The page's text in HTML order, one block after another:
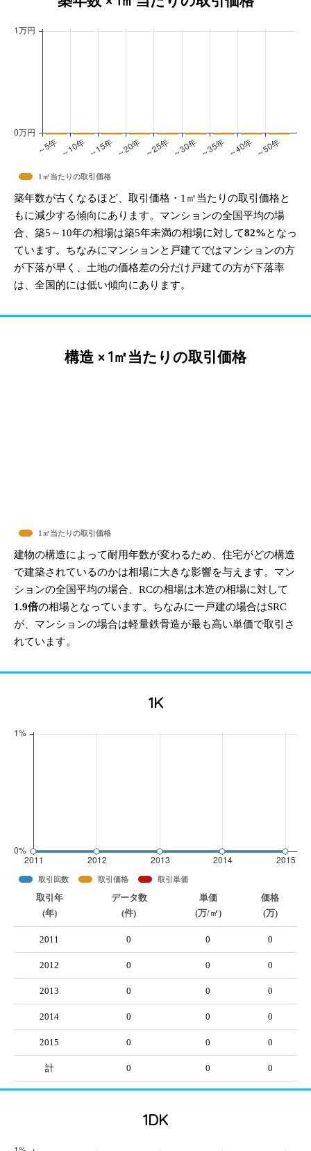
1㎡当たりの取引価格
築年数が古くなるほど、取引価格・1㎡当たりの取引価格と
もに減少する傾向にあります。マンションの全国平均の場
合、築5～10年の相場は築5年未満の相場に対して82%となっ
ています。ちなみにマンションと戸建てではマンションの方
が下落が早く、土地の価格差の分だけ戸建ての方が下落率
は、全国的には低い傾向にあります。
構造 × 1㎡当たりの取引価格
1㎡当たりの取引価格
建物の構造によって耐用年数が変わるため、住宅がどの構造
で建築されているのかは相場に大きな影響を与えます。マン
ションの全国平均の場合、RCの相場は木造の相場に対して
1.9倍の相場となっています。ちなみに一戸建の場合はSRC
が、マンションの場合は軽量鉄骨造が最も高い単価で取引さ
れています。
1K
取引回数 取引価格 取引単価
取引年
(年)
データ数
(件)
単価
(万/㎡)
価格
(万)
2011 0 0 0
2012 0 0 0
2013 0 0 0
2014 0 0 0
2015 0 0 0
計 0 0 0
1DK